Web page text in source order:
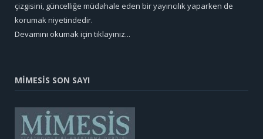
çizgisini, güncelliğe müdahale eden bir yayıncılık yaparken de
korumak niyetindedir.
Devamını okumak için tıklayınız...
MİMESİS SON SAYI